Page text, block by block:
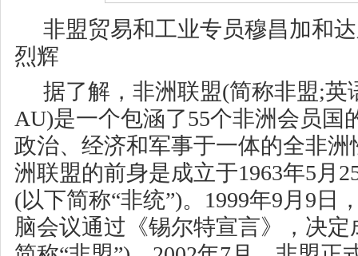
非盟贸易和工业专员穆昌加和
烈辉
据了解，非洲联盟(简称非盟;英
AU)是一个包涵了55个非洲会员国
政治、经济和军事于一体的全非
洲联盟的前身是成立于1963年5月
(以下简称“非统”)。1999年9月9日
脑会议通过《锡尔特宣言》，决